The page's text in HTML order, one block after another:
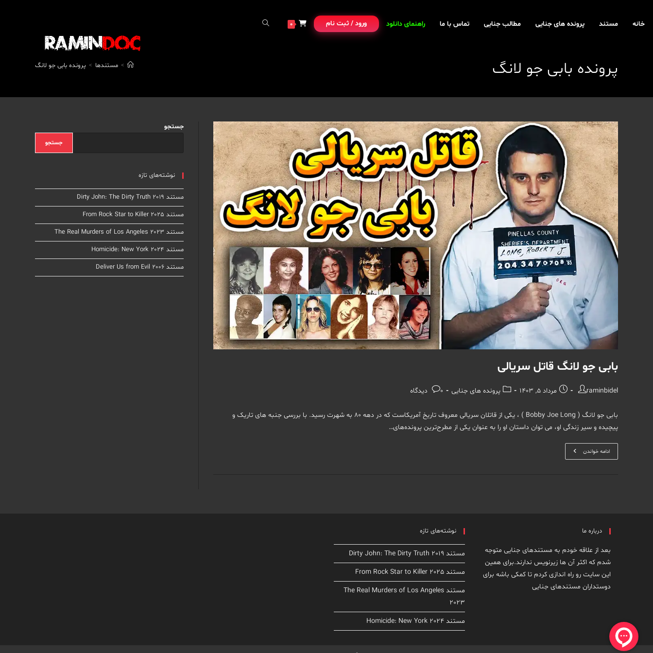
خانه مستند پرونده های جنایی مطالب جنایی تماس با ما راهنمای دانلود ورود / ثبت نام 0
پرونده بابی جو لانگ > مستندها > پرونده بابی جو لانگ
بابی جو لانگ قاتل سریالی
نویسندهٔ
raminbidel
نوشته
شده
است:
مرداد 5, 1403
دسته‌پرونده های جنایی
نظرات0 دیدگاه
بابی جو لانگ ( Bobby Joe Long ) ، یکی از قاتلان سریالی معروف تاریخ آمریکاست که در دهه ۸۰ به شهرت رسید. با بررسی جنبه های تاریک و
پیچیده و سیر زندگی او، می توان داستان او را به عنوان یکی از مطرح‌ترین پرونده‌های…
ادامه خواندنبابی
جو
جستجو
جستجو
نوشته‌های تازه
مستند Dirty John: The Dirty Truth 2019
مستند From Rock Star to Killer 2025
مستند The Real Murders of Los Angeles 2023
مستند Homicide: New York 2024
مستند Deliver Us from Evil 2006
درباره ما
بعد از علاقه خودم به مستندهای جنایی متوجه
شدم که اکثر آن ها زیرنویس ندارند.برای همین
این سایت رو راه اندازی کردم تا کمکی باشه برای
دوستداران مستندهای جنایی
نوشته‌های تازه
مستند Dirty John: The Dirty Truth 2019
مستند From Rock Star to Killer 2025
مستند The Real Murders of Los Angeles
2023
مستند Homicide: New York 2024